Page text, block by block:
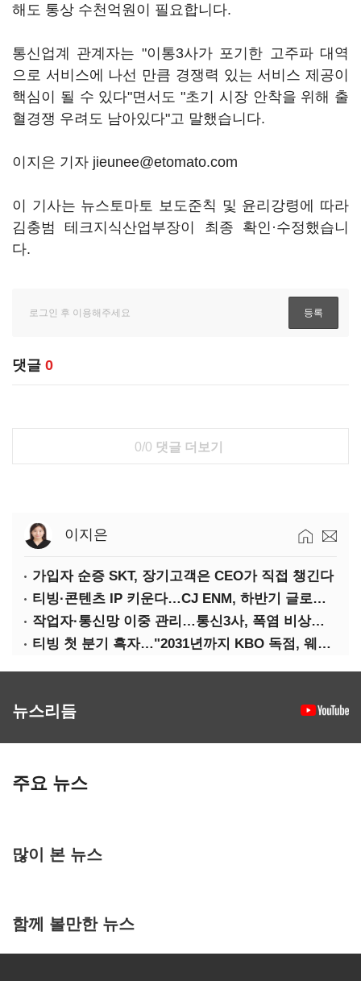
해도 통상 수천억원이 필요합니다.
통신업계 관계자는 "이통3사가 포기한 고주파 대역
으로 서비스에 나선 만큼 경쟁력 있는 서비스 제공이
핵심이 될 수 있다"면서도 "초기 시장 안착을 위해 출
혈경쟁 우려도 남아있다"고 말했습니다.
이지은 기자 jieunee@etomato.com
이 기사는 뉴스토마토 보도준칙 및 윤리강령에 따라
김충범 테크지식산업부장이 최종 확인·수정했습니
다.
댓글 0
0/0 댓글 더보기
이지은
가입자 순증 SKT, 장기고객은 CEO가 직접 챙긴다
티빙·콘텐츠 IP 키운다…CJ ENM, 하반기 글로벌 확장 가속
작업자·통신망 이중 관리…통신3사, 폭염 비상대응 돌입
티빙 첫 분기 흑자…"2031년까지 KBO 독점, 웨이브 합병도 속도"
뉴스리듬
주요 뉴스
많이 본 뉴스
함께 볼만한 뉴스